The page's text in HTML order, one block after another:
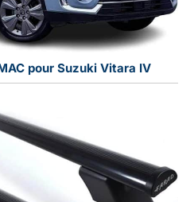
pour Suzuki Vitara IV